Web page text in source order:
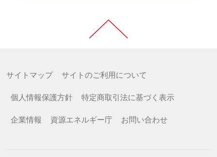
サイトマップ サイトのご利用について
個人情報保護方針 特定商取引法に基づく表示
企業情報 資源エネルギー庁 お問い合わせ